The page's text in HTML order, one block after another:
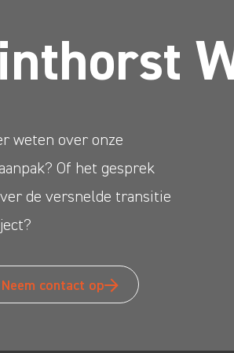
weten over onze
Of het gesprek
de versnelde transitie
Neem contact op